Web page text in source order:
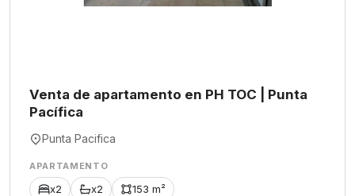
Venta de apartamento en PH TOC | Punta
Pacífica
Punta Pacifica
APARTAMENTO
x2 x2 153 m²